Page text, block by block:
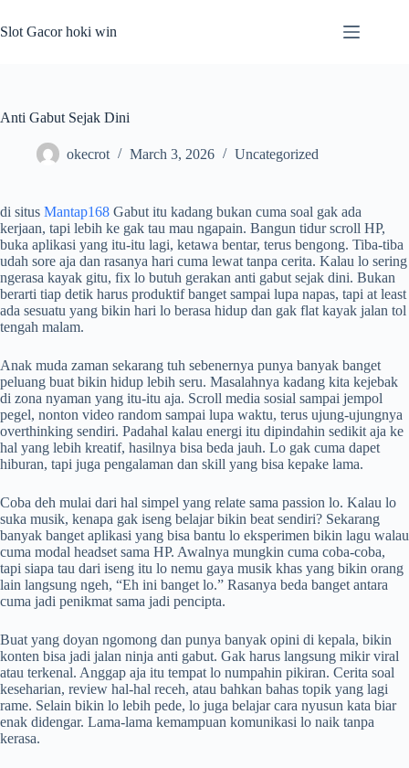
to
content
Slot Gacor hoki win
Anti Gabut Sejak Dini
okecrot March 3, 2026 Uncategorized
di situs Mantap168 Gabut itu kadang bukan cuma soal gak ada
kerjaan, tapi lebih ke gak tau mau ngapain. Bangun tidur scroll HP,
buka aplikasi yang itu-itu lagi, ketawa bentar, terus bengong. Tiba-tiba
udah sore aja dan rasanya hari cuma lewat tanpa cerita. Kalau lo sering
ngerasa kayak gitu, fix lo butuh gerakan anti gabut sejak dini. Bukan
berarti tiap detik harus produktif banget sampai lupa napas, tapi at least
ada sesuatu yang bikin hari lo berasa hidup dan gak flat kayak jalan tol
tengah malam.
Anak muda zaman sekarang tuh sebenernya punya banyak banget
peluang buat bikin hidup lebih seru. Masalahnya kadang kita kejebak
di zona nyaman yang itu-itu aja. Scroll media sosial sampai jempol
pegel, nonton video random sampai lupa waktu, terus ujung-ujungnya
overthinking sendiri. Padahal kalau energi itu dipindahin sedikit aja ke
hal yang lebih kreatif, hasilnya bisa beda jauh. Lo gak cuma dapet
hiburan, tapi juga pengalaman dan skill yang bisa kepake lama.
Coba deh mulai dari hal simpel yang relate sama passion lo. Kalau lo
suka musik, kenapa gak iseng belajar bikin beat sendiri? Sekarang
banyak banget aplikasi yang bisa bantu lo eksperimen bikin lagu walau
cuma modal headset sama HP. Awalnya mungkin cuma coba-coba,
tapi siapa tau dari iseng itu lo nemu gaya musik khas yang bikin orang
lain langsung ngeh, “Eh ini banget lo.” Rasanya beda banget antara
cuma jadi penikmat sama jadi pencipta.
Buat yang doyan ngomong dan punya banyak opini di kepala, bikin
konten bisa jadi jalan ninja anti gabut. Gak harus langsung mikir viral
atau terkenal. Anggap aja itu tempat lo numpahin pikiran. Cerita soal
keseharian, review hal-hal receh, atau bahkan bahas topik yang lagi
rame. Selain bikin lo lebih pede, lo juga belajar cara nyusun kata biar
enak didengar. Lama-lama kemampuan komunikasi lo naik tanpa
kerasa.